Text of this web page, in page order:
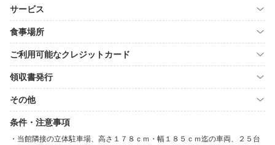
サービス
食事場所
ご利用可能なクレジットカード
領収書発行
その他
条件・注意事項
当館隣接の立体駐車場、高さ１７８ｃｍ・幅１８５ｃｍ迄の車両、２５台